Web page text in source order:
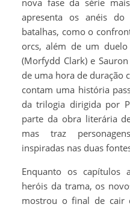
apresenta os anéis
batalhas, como o
orcs, além de um duelo
(Morfydd Clark) e
de uma hora de duração
contam uma história
da trilogia dirigida por
parte da obra literária
mas traz
inspiradas nas duas
Enquanto os capítulos
heróis da trama, os
mostrou o final de cair